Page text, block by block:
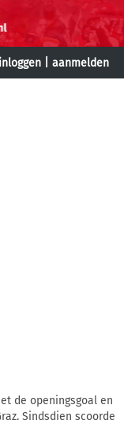
inloggen aanmelden
de openingsgoal en
Sindsdien scoorde